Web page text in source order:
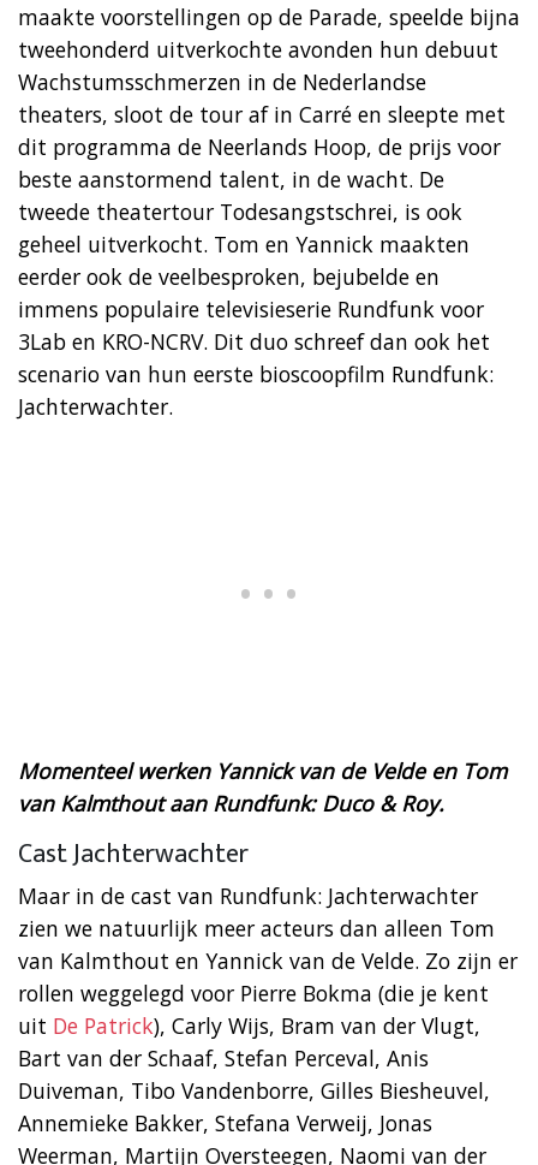
maakte voorstellingen op de Parade, speelde bijna
tweehonderd uitverkochte avonden hun debuut
Wachstumsschmerzen in de Nederlandse
theaters, sloot de tour af in Carré en sleepte met
dit programma de Neerlands Hoop, de prijs voor
beste aanstormend talent, in de wacht. De
tweede theatertour Todesangstschrei, is ook
geheel uitverkocht. Tom en Yannick maakten
eerder ook de veelbesproken, bejubelde en
immens populaire televisieserie Rundfunk voor
3Lab en KRO-NCRV. Dit duo schreef dan ook het
scenario van hun eerste bioscoopfilm Rundfunk:
Jachterwachter.
Momenteel werken Yannick van de Velde en Tom
van Kalmthout aan Rundfunk: Duco & Roy.
Cast Jachterwachter
Maar in de cast van Rundfunk: Jachterwachter
zien we natuurlijk meer acteurs dan alleen Tom
van Kalmthout en Yannick van de Velde. Zo zijn er
rollen weggelegd voor Pierre Bokma (die je kent
uit De Patrick), Carly Wijs, Bram van der Vlugt,
Bart van der Schaaf, Stefan Perceval, Anis
Duiveman, Tibo Vandenborre, Gilles Biesheuvel,
Annemieke Bakker, Stefana Verweij, Jonas
Weerman, Martijn Oversteegen, Naomi van der